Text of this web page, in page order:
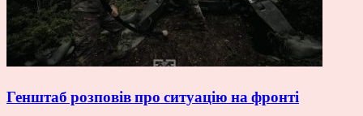
Генштаб розповів про ситуацію на фронті